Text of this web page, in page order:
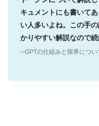
キュメントにも書いて
い人多いよね。この手
かりやすい解説なので続
─GPTの仕組みと限界につ